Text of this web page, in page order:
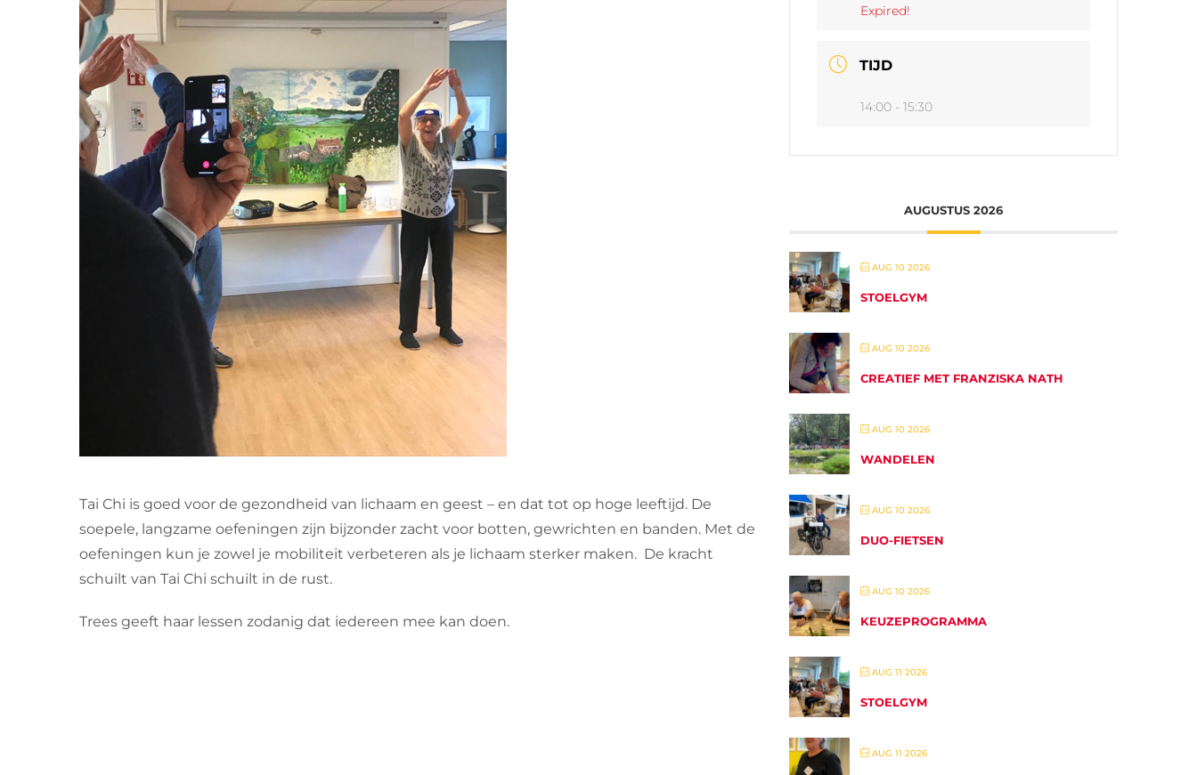
Tai Chi is goed voor de gezondheid van lichaam en geest – en dat tot op hoge leeftijd. De
soepele, langzame oefeningen zijn bijzonder zacht voor botten, gewrichten en banden. Met de
oefeningen kun je zowel je mobiliteit verbeteren als je lichaam sterker maken. De kracht
schuilt van Tai Chi schuilt in de rust.
Trees geeft haar lessen zodanig dat iedereen mee kan doen.
Expired!
TIJD
14:00 - 15:30
AUGUSTUS 2026
AUG 10 2026
STOELGYM
AUG 10 2026
CREATIEF MET FRANZISKA NATH
AUG 10 2026
WANDELEN
AUG 10 2026
DUO-FIETSEN
AUG 10 2026
KEUZEPROGRAMMA
AUG 11 2026
STOELGYM
AUG 11 2026